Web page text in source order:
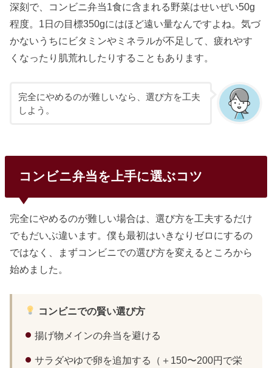
深刻で、コンビニ弁当1食に含まれる野菜はせいぜい50g
程度。1日の目標350gにはほど遠い量なんですよね。気づ
かないうちにビタミンやミネラルが不足して、疲れやす
くなったり肌荒れしたりすることもあります。
完全にやめるのが難しいなら、選び方を工夫
しよう。
コンビニ弁当を上手に選ぶコツ
完全にやめるのが難しい場合は、選び方を工夫するだけ
でもだいぶ違います。僕も最初はいきなりゼロにするの
ではなく、まずコンビニでの選び方を変えるところから
始めました。
コンビニでの賢い選び方
揚げ物メインの弁当を避ける
サラダやゆで卵を追加する（＋150〜200円で栄